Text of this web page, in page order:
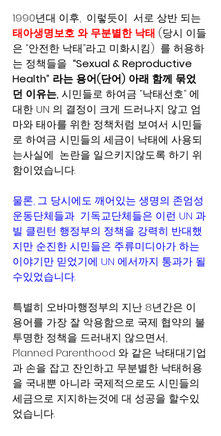
1990년대 이후,  이렇듯이  서로 상반 되는
태아생명보호 와 무분별한 낙태 (당시 이들
은 “안전한 낙태”라고 미화시킴)  를 허용하
는 정책들을 “Sexual & Reproductive
Health” 라는 용어(단어) 아래 함께 묶었
던 이유는, 시민들로 하여금 “낙태선호” 에
대한 UN 의 결정이 크게 드러나지 않고 엄
마와 태아를 위한 정책처럼 보여서 시민들
로 하여금 시민들의 세금이 낙태에 사용되
는사실에  논란을 일으키지않도록 하기 위
함이였습니다.
물론, 그 당시에도 깨어있는 생명의 존엄성
운동단체들과  기독교단체들은 이런 UN 과
빌 클린턴 행정부의 정책을 강력히 반대했
지만 순진한 시민들은 주류미디아가 하는
이야기만 믿었기에 UN 에서까지 통과가 될
수있었습니다.
특별히 오바마행정부의 지난 8년간은 이
용어를 가장 잘 악용함으로 국제 협약의 불
투명한 정책을 드러내지 않으면서,
Planned Parenthood 와 같은 낙태대기업
과 손을 잡고 잔인하고 무분별한 낙태허용
을 국내뿐 아니라 국제적으로도 시민들의
세금으로 지지하는것에 대 성공을 할수있
었습니다.